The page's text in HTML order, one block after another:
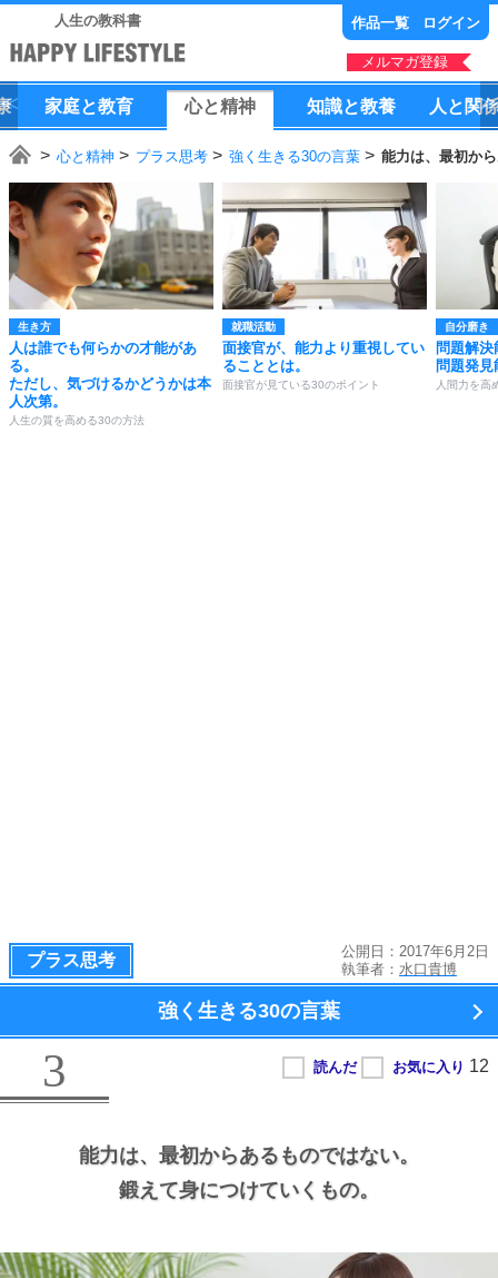
人生の教科書 作品一覧 ログイン
メルマガ登録
家庭と教育 心と精神 知識と教養 人 と 関
心と精神 プラス思考 強く生きる30の言葉 能力は、最初か
生き方
人は誰でも何らかの才能があ
る。
ただし、気づけるかどうかは本
人次第。
人生の質を高める30の方法
就職活動
面接官が、能力より重視してい
ることとは。
面接官が見ている30のポイント
自分磨き
問題解
問題発
人間力を高
プラス思考
公開日：2017年6月2日
執筆者： 水口貴博
強く生きる30の言葉
3
能力は、 最初からあるものではない。
鍛えて身につけていくもの。